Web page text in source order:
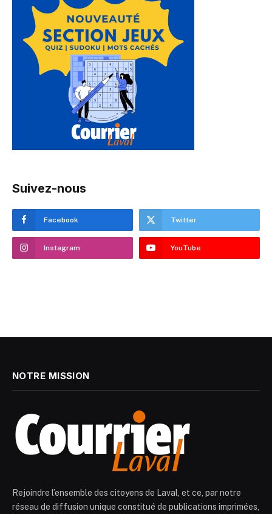
Suivez-nous
Facebook Twitter
Instagram YouTube
NOTRE MISSION
Rejoindre l’ensemble des citoyens de Laval, et ce, par notre
réseau de diffusion unique constitué de publications imprimées,